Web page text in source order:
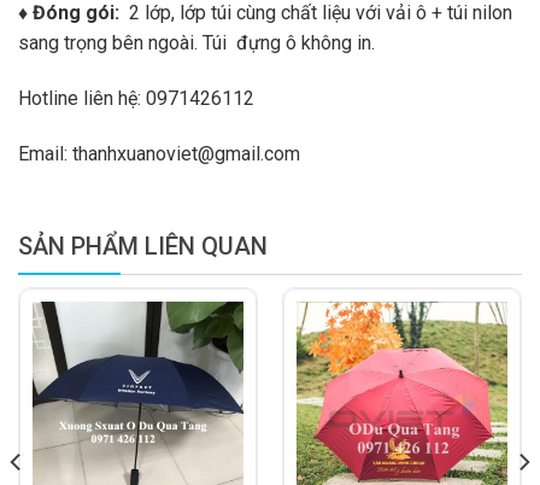
♦ Đóng gói: 2 lớp, lớp túi cùng chất liệu với vải ô + túi nilon
sang trọng bên ngoài. Túi đựng ô không in.
Hotline liên hệ: 0971426112
Email: thanhxuanoviet@gmail.com
SẢN PHẨM LIÊN QUAN